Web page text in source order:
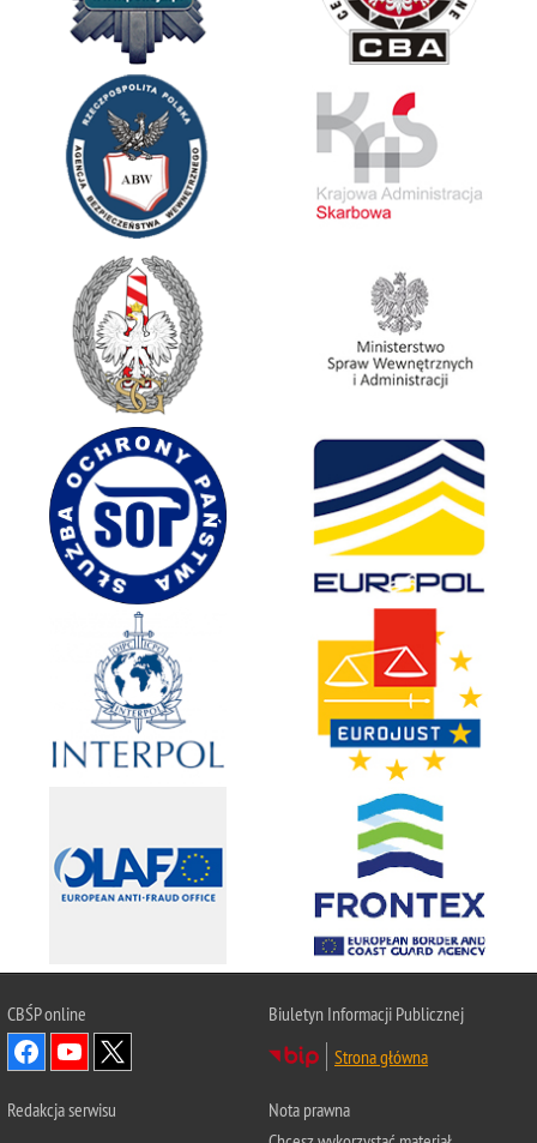
CBŚPonline
Biuletyn Informacji Publicznej
Strona główna
Redakcja serwisu
Nota prawna